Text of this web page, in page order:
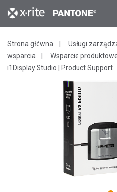
Strona główna
Usługi
wsparcia
Wsparcie produktowe
i1Display Studio | Product Support